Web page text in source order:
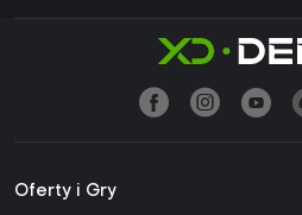
Oferty i Gry